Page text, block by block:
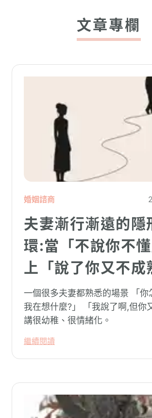
文章專欄
婚姻諮商
夫妻漸行漸遠的隱
環:當「不說你不
上「說了你又不成
一個很多夫妻都熟悉的場景 「你
我在想什麼?」 「我說了啊,但你
講很幼稚、很情緒化。
繼續閱讀